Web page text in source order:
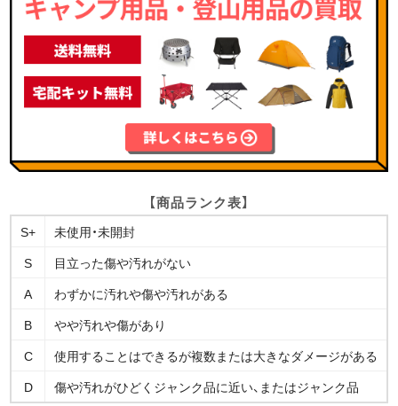
【商品ランク表】
S+
未使用・未開封
S
目立った傷や汚れがない
A
わずかに汚れや傷や汚れがある
B
やや汚れや傷があり
C
使用することはできるが複数または大きなダメージがある
D
傷や汚れがひどくジャンク品に近い、またはジャンク品